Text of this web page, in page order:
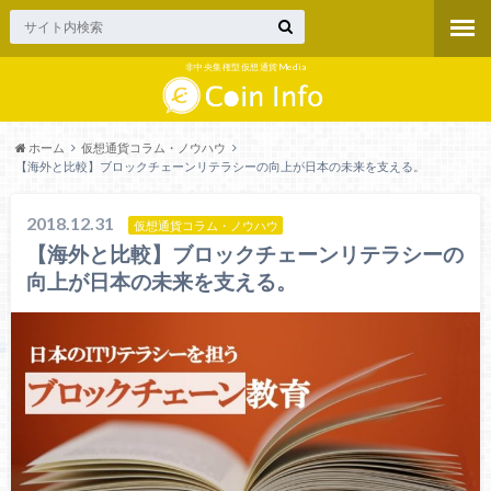
非中央集権型仮想通貨Media
ホーム
仮想通貨コラム・ノウハウ
【海外と比較】ブロックチェーンリテラシーの向上が日本の未来を支える。
2018.12.31 仮想通貨コラム・ノウハウ
【海外と比較】ブロックチェーンリテラシーの
向上が日本の未来を支える。